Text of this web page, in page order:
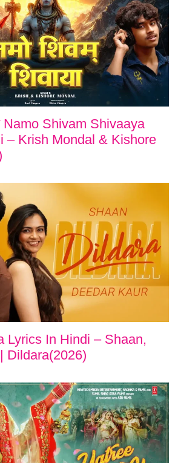
Namo Shivam Shivaaya
– Krish Mondal & Kishore
Lyrics In Hindi – Shaan,
Dildara(2026)